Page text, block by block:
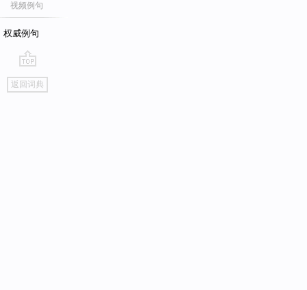
视频例句
权威例句
go
top
返回词典